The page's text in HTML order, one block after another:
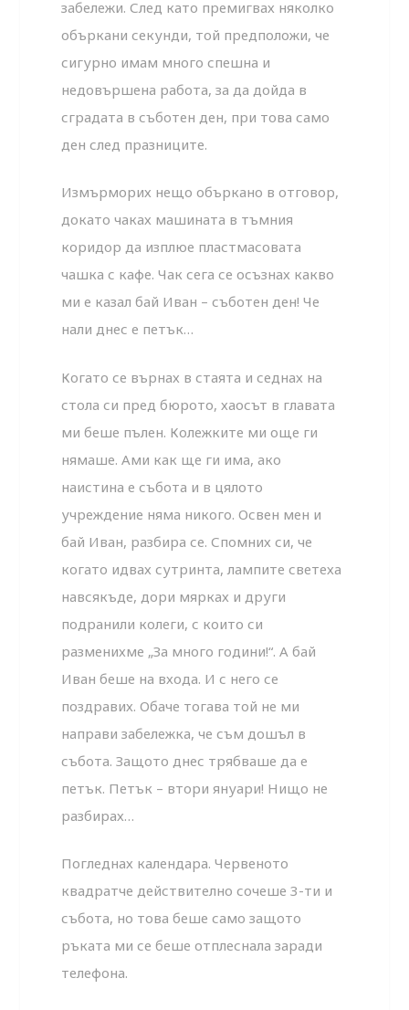
забележи. След като премигвах няколко
объркани секунди, той предположи, че
сигурно имам много спешна и
недовършена работа, за да дойда в
сградата в съботен ден, при това само
ден след празниците.
Измърморих нещо объркано в отговор,
докато чаках машината в тъмния
коридор да изплюе пластмасовата
чашка с кафе. Чак сега се осъзнах какво
ми е казал бай Иван – съботен ден! Че
нали днес е петък…
Когато се върнах в стаята и седнах на
стола си пред бюрото, хаосът в главата
ми беше пълен. Колежките ми още ги
нямаше. Ами как ще ги има, ако
наистина е събота и в цялото
учреждение няма никого. Освен мен и
бай Иван, разбира се. Спомних си, че
когато идвах сутринта, лампите светеха
навсякъде, дори мярках и други
подранили колеги, с които си
разменихме „За много години!“. А бай
Иван беше на входа. И с него се
поздравих. Обаче тогава той не ми
направи забележка, че съм дошъл в
събота. Защото днес трябваше да е
петък. Петък – втори януари! Нищо не
разбирах…
Погледнах календара. Червеното
квадратче действително сочеше 3-ти и
събота, но това беше само защото
ръката ми се беше отплеснала заради
телефона.